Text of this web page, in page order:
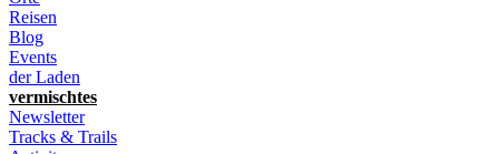
Reisen
Blog
Events
der Laden
vermischtes
Newsletter
Tracks & Trails